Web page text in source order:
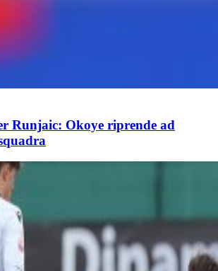
Runjaic: Okoye riprende ad